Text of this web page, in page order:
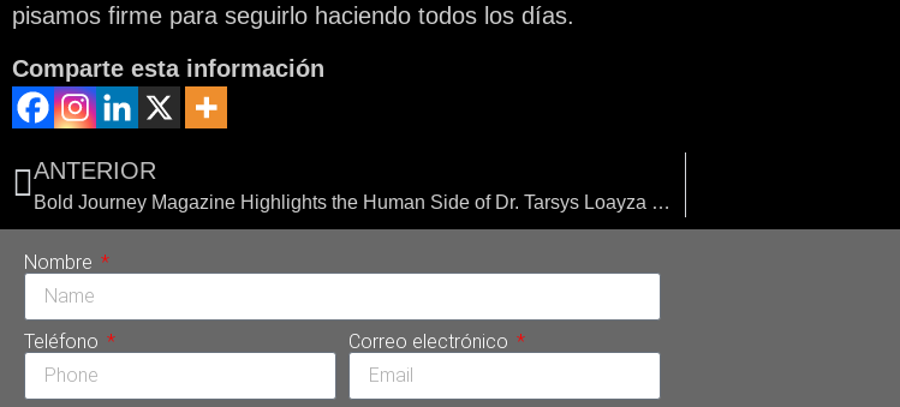
pisamos firme para seguirlo haciendo todos los días.
Comparte esta información
ANTERIOR
Bold Journey Magazine Highlights the Human Side of Dr. Tarsys Loayza Roys
Nombre
Teléfono Correo electrónico